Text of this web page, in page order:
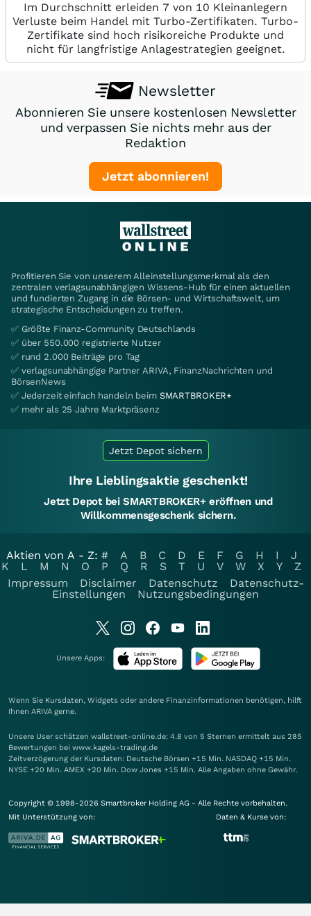
Im Durchschnitt erleiden 7 von 10 Kleinanlegern
Verluste beim Handel mit Turbo-Zertifikaten. Turbo-
Zertifikate sind hoch risikoreiche Produkte und
nicht für langfristige Anlagestrategien geeignet.
Newsletter
Abonnieren Sie unsere kostenlosen Newsletter
und verpassen Sie nichts mehr aus der
Redaktion
Jetzt abonnieren!
Profitieren Sie von unserem Alleinstellungsmerkmal als den
zentralen verlagsunabhängigen Wissens-Hub für einen aktuellen
und fundierten Zugang in die Börsen- und Wirtschaftswelt, um
strategische Entscheidungen zu treffen.
✅ Größte Finanz-Community Deutschlands
✅ über 550.000 registrierte Nutzer
✅ rund 2.000 Beiträge pro Tag
✅ verlagsunabhängige Partner ARIVA, FinanzNachrichten und
BörsenNews
✅ Jederzeit einfach handeln beim SMARTBROKER+
✅ mehr als 25 Jahre Marktpräsenz
Jetzt Depot sichern
Ihre Lieblingsaktie geschenkt!
Jetzt Depot bei SMARTBROKER+ eröffnen und
Willkommensgeschenk sichern.
Aktien von A - Z: # A B C D E F G H I
J
K
L M N O P Q R S T U V W X Y
Z
Impressum
Disclaimer Datenschutz
Datenschutz-
Einstellungen
Nutzungsbedingungen
Unsere Apps:
Wenn Sie Kursdaten, Widgets oder andere Finanzinformationen benötigen, hilft
Ihnen ARIVA gerne.
Unsere User schätzen wallstreet-online.de: 4.8 von 5 Sternen ermittelt aus 285
Bewertungen bei www.kagels-trading.de
Zeitverzögerung der Kursdaten: Deutsche Börsen +15 Min. NASDAQ +15 Min.
NYSE +20 Min. AMEX +20 Min. Dow Jones +15 Min. Alle Angaben ohne Gewähr.
Copyright © 1998-2026 Smartbroker Holding AG - Alle Rechte vorbehalten.
Mit Unterstützung von:
Daten & Kurse von: